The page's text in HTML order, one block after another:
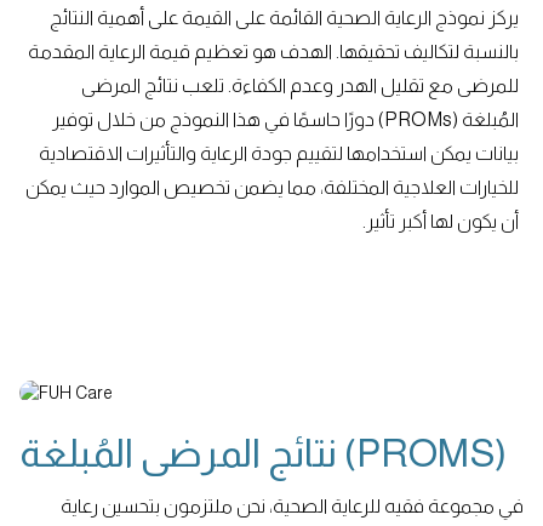
يركز نموذج الرعاية الصحية القائمة على القيمة على أهمية النتائج
بالنسبة لتكاليف تحقيقها. الهدف هو تعظيم قيمة الرعاية المقدمة
للمرضى مع تقليل الهدر وعدم الكفاءة. تلعب نتائج المرضى
المُبلغة (PROMs) دورًا حاسمًا في هذا النموذج من خلال توفير
بيانات يمكن استخدامها لتقييم جودة الرعاية والتأثيرات الاقتصادية
للخيارات العلاجية المختلفة، مما يضمن تخصيص الموارد حيث يمكن
أن يكون لها أكبر تأثير.
نتائج المرضى المُبلغة (PROMS)
في مجموعة فقيه للرعاية الصحية، نحن ملتزمون بتحسين رعاية